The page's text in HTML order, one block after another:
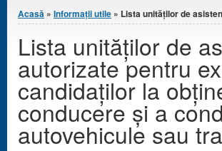
Eşti aici
Acasă » Informații utile » Lista unităţilor de
Lista unităţilor de
autorizate pentru
candidaţilor la
conducere şi a
autovehicule sau